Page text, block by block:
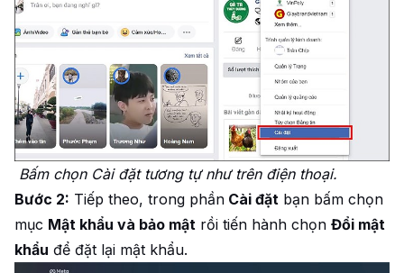
Bấm chọn Cài đặt tương tự như trên điện thoại.
Bước 2: Tiếp theo, trong phần Cài đặt bạn bấm chọn
mục Mật khẩu và bảo mật rồi tiến hành chọn Đổi mật
khẩu để đặt lại mật khẩu.